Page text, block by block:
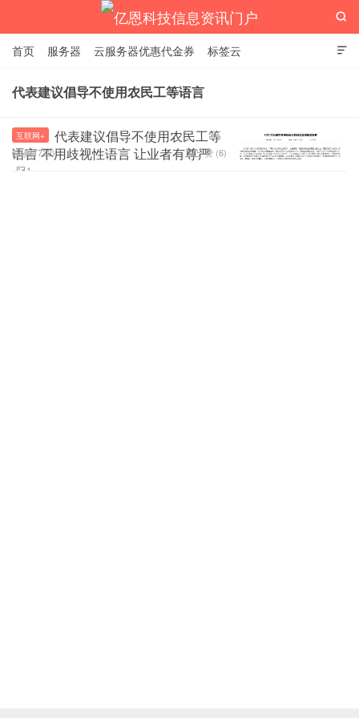
亿恩科技信息资讯门户

首页 服务器 云服务器优惠代金券 标签云

代表建议倡导不使用农民工等语言
互联网+
代表建议倡导不使用农民工等
语言 不用歧视性语言 让业者有尊严
 1
阅读(1722)  赞 (6)